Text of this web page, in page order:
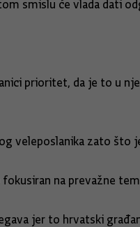
smislu će vlada dati
prioritet, da je to u
veleposlanika zato što
na prevažne
jer to hrvatski